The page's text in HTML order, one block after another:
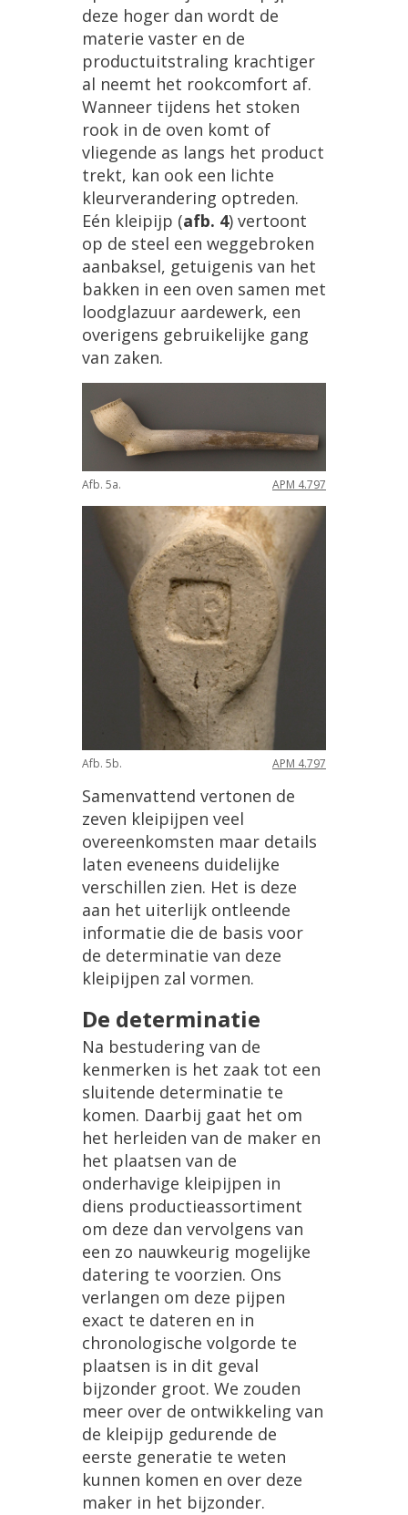
deze hoger dan wordt de
materie vaster en de
productuitstraling krachtiger
al neemt het rookcomfort af.
Wanneer tijdens het stoken
rook in de oven komt of
vliegende as langs het product
trekt, kan ook een lichte
kleurverandering optreden.
Eén kleipijp (afb. 4) vertoont
op de steel een weggebroken
aanbaksel, getuigenis van het
bakken in een oven samen met
loodglazuur aardewerk, een
overigens gebruikelijke gang
van zaken.
Afb. 5a. APM 4.797
Afb. 5b. APM 4.797
Samenvattend vertonen de
zeven kleipijpen veel
overeenkomsten maar details
laten eveneens duidelijke
verschillen zien. Het is deze
aan het uiterlijk ontleende
informatie die de basis voor
de determinatie van deze
kleipijpen zal vormen.
De determinatie
Na bestudering van de
kenmerken is het zaak tot een
sluitende determinatie te
komen. Daarbij gaat het om
het herleiden van de maker en
het plaatsen van de
onderhavige kleipijpen in
diens productieassortiment
om deze dan vervolgens van
een zo nauwkeurig mogelijke
datering te voorzien. Ons
verlangen om deze pijpen
exact te dateren en in
chronologische volgorde te
plaatsen is in dit geval
bijzonder groot. We zouden
meer over de ontwikkeling van
de kleipijp gedurende de
eerste generatie te weten
kunnen komen en over deze
maker in het bijzonder.